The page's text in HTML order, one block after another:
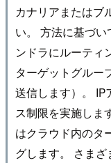
カナリアまたはブ
い。 方法に基づ
ンドラにルーティ
ターゲットグルー
送信します）。 IP
ス制限を実施しま
はクラウド内のタ
グします。 さま